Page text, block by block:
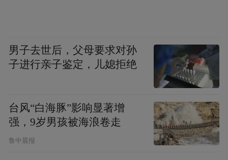
男子去世后，父母要求对孙
子进行亲子鉴定，儿媳拒绝
台风“白海豚”影响显著增
强，9岁男孩被海浪卷走
鲁中晨报